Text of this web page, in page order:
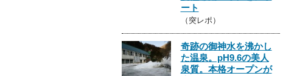
ート
（突レポ）
奇跡の御神水を沸かし
た温泉。pH9.6の美人
泉質。本格オープンが